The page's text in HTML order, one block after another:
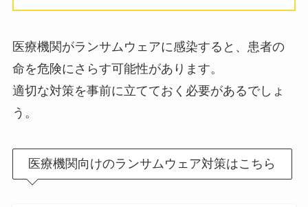
医療機関がランサムウェアに感染すると、患者の
命を危険にさらす可能性があります。
適切な対策を事前に立てておく必要があるでしょ
う。
医療機関向けのランサムウェア対策はこちら